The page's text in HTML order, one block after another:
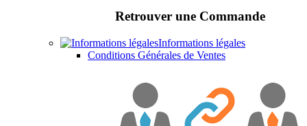
Retrouver une Commande
Informations légales
Conditions Générales de Ventes